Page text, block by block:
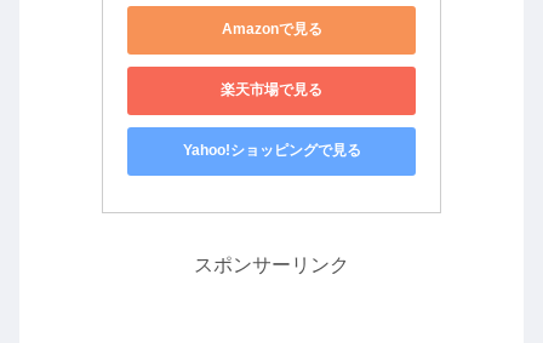
Amazonで見る
楽天市場で見る
Yahoo!ショッピングで見る
スポンサーリンク